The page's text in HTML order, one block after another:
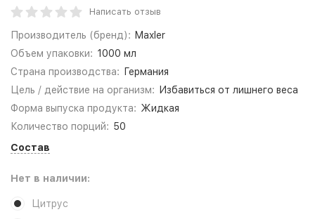
Написать отзыв
Производитель (бренд): Maxler
Объем упаковки: 1000 мл
Страна производства:
Германия
Цель / действие на организм:
Избавиться от лишнего веса
Форма выпуска продукта: Жидкая
Количество порций: 50
Состав
Нет в наличии:
Цитрус